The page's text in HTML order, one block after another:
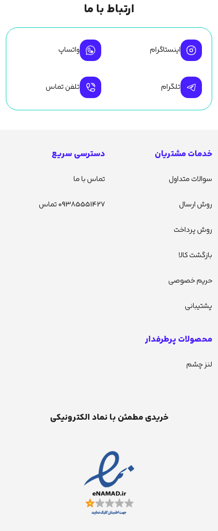
ارتباط با ما
اینستاگرام واتساپ
تلگرام تلفن تماس
خدمات مشتریان
سوالات متداول
روش ارسال
روش پرداخت
بازگشت کالا
حریم خصوصی
پشتیبانی
دسترسی سریع
تماس با ما
09385551427 تماس
محصولات پرطرفدار
لنز چشم
خریدی مطمئن با نماد الکترونیکی